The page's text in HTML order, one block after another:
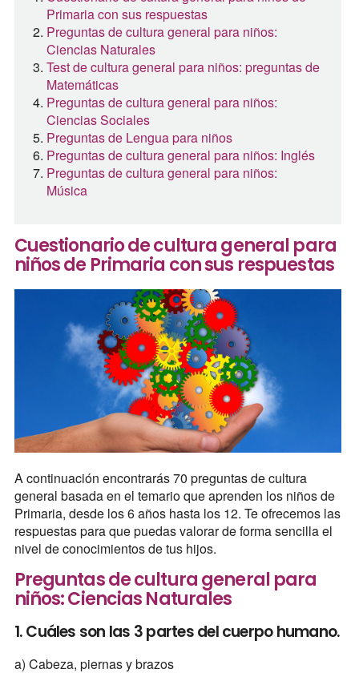
Primaria con sus respuestas
Preguntas de cultura general para niños:
Ciencias Naturales
Test de cultura general para niños: preguntas de
Matemáticas
Preguntas de cultura general para niños:
Ciencias Sociales
Preguntas de Lengua para niños
Preguntas de cultura general para niños: Inglés
Preguntas de cultura general para niños:
Música
Cuestionario de cultura general para
niños de Primaria con sus respuestas
A continuación encontrarás 70 preguntas de cultura
general basada en el temario que aprenden los niños de
Primaria, desde los 6 años hasta los 12. Te ofrecemos las
respuestas para que puedas valorar de forma sencilla el
nivel de conocimientos de tus hijos.
Preguntas de cultura general para
niños: Ciencias Naturales
1. Cuáles son las 3 partes del cuerpo humano.
a) Cabeza, piernas y brazos